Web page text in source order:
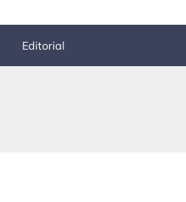
Editorial